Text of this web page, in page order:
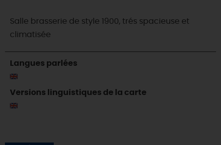
Salle brasserie de style 1900, trés spacieuse et
climatisée
Langues parlées
Versions linguistiques de la carte